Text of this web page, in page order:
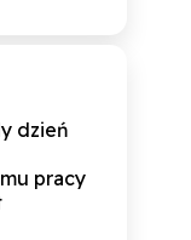
dzień
pracy